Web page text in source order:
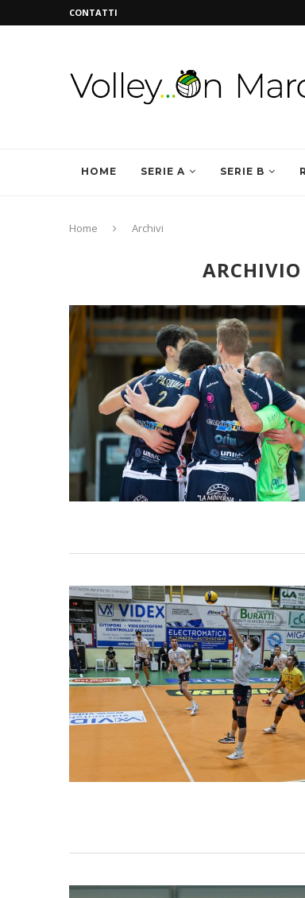
CONTATTI
HOME SERIE A SERIE B
Home Archivi